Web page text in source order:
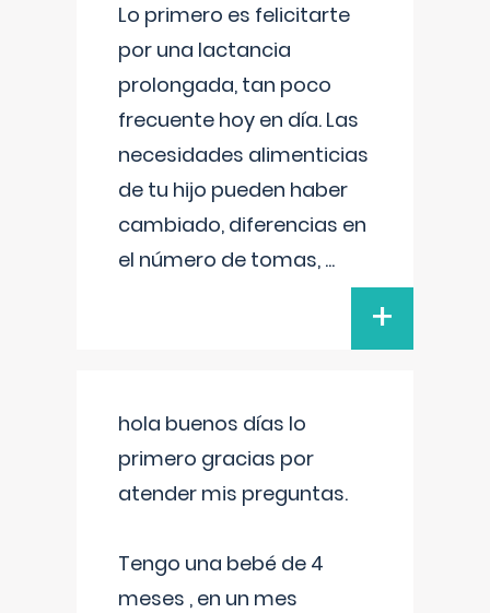
Lo primero es felicitarte
por una lactancia
prolongada, tan poco
frecuente hoy en día. Las
necesidades alimenticias
de tu hijo pueden haber
cambiado, diferencias en
el número de tomas, ...
+
hola buenos días lo
primero gracias por
atender mis preguntas.
Tengo una bebé de 4
meses , en un mes